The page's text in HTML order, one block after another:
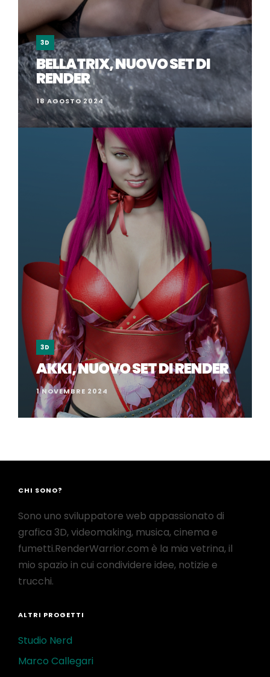
3D
BELLATRIX, NUOVO SET DI
RENDER
18 AGOSTO 2024
3D
AKKI, NUOVO SET DI RENDER
1 NOVEMBRE 2024
CHI SONO?
Sono uno sviluppatore web appassionato di
grafica 3D, videomaking, musica, cinema e
fumetti.RenderWarrior.com è la mia vetrina, il
mio spazio in cui condividere idee, notizie e
trucchi.
ALTRI PROGETTI
Studio Nerd
Marco Callegari